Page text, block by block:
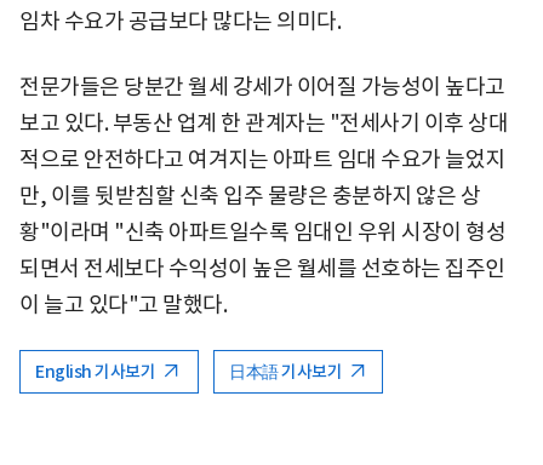
임차 수요가 공급보다 많다는 의미다.
전문가들은 당분간 월세 강세가 이어질 가능성이 높다고
보고 있다. 부동산 업계 한 관계자는 "전세사기 이후 상대
적으로 안전하다고 여겨지는 아파트 임대 수요가 늘었지
만, 이를 뒷받침할 신축 입주 물량은 충분하지 않은 상
황"이라며 "신축 아파트일수록 임대인 우위 시장이 형성
되면서 전세보다 수익성이 높은 월세를 선호하는 집주인
이 늘고 있다"고 말했다.
English 기사보기 日本語 기사보기